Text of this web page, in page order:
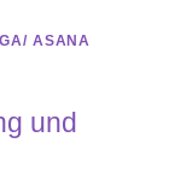
ASANA
und